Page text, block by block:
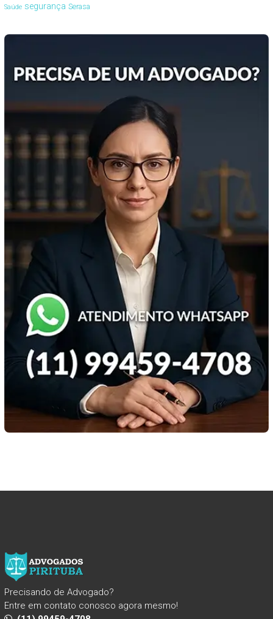
Saúde segurança Serasa
Precisando de Advogado?
Entre em contato conosco agora mesmo!